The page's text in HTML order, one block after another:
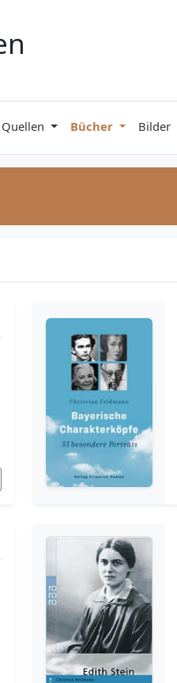
Quellen Bücher Bilder